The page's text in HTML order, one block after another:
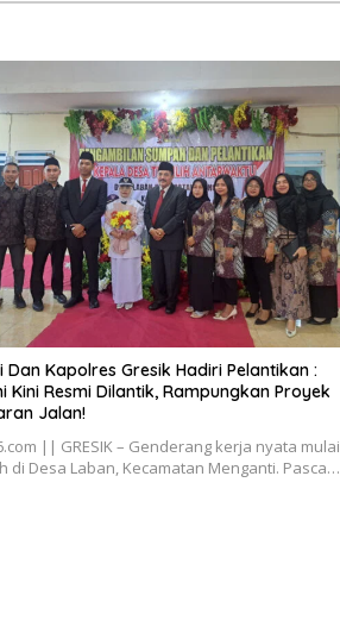
Dan Kapolres Gresik Hadiri Pelantikan :
Kini Resmi Dilantik, Rampungkan Proyek
Jalan!
|| GRESIK – Genderang kerja nyata mulai
di Desa Laban, Kecamatan Menganti. Pasca…